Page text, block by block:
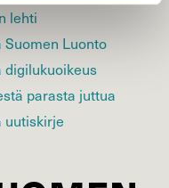
lehti
Suomen Luonto
digilukuoikeus
parasta juttua
uutiskirje